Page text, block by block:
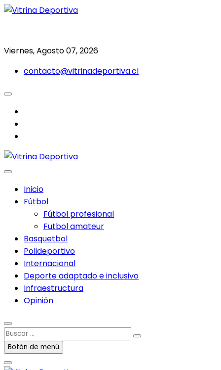
Saltar
Viernes, Agosto 07, 2026
contacto@vitrinadeportiva.cl
Inicio
Fútbol
Fútbol profesional
Futbol amateur
Basquetbol
Polideportivo
Internacional
Deporte adaptado e inclusivo
Infraestructura
Opinión
Buscar
…Botón de menú